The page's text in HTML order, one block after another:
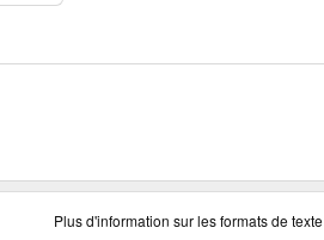
Plus d'information sur les formats de texte